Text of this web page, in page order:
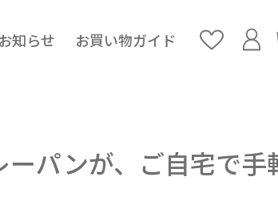
お知らせ お買い物ガイド
ーパンが、ご自宅で手